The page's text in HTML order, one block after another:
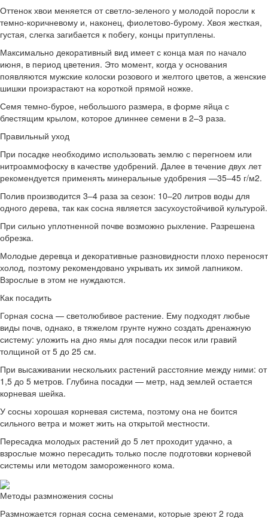
Оттенок хвои меняется от светло-зеленого у молодой поросли к
темно-коричневому и, наконец, фиолетово-бурому. Хвоя жесткая,
густая, слегка загибается к побегу, концы притуплены.
Максимально декоративный вид имеет с конца мая по начало
июня, в период цветения. Это момент, когда у основания
появляются мужские колоски розового и желтого цветов, а женские
шишки произрастают на короткой прямой ножке.
Семя темно-бурое, небольшого размера, в форме яйца с
блестящим крылом, которое длиннее семени в 2–3 раза.
Правильный уход
При посадке необходимо использовать землю с перегноем или
нитроаммофоску в качестве удобрений. Далее в течение двух лет
рекомендуется применять минеральные удобрения —35–45 г/м2.
Полив производится 3–4 раза за сезон: 10–20 литров воды для
одного дерева, так как сосна является засухоустойчивой культурой.
При сильно уплотненной почве возможно рыхление. Разрешена
обрезка.
Молодые деревца и декоративные разновидности плохо переносят
холод, поэтому рекомендовано укрывать их зимой лапником.
Взрослые в этом не нуждаются.
Как посадить
Горная сосна — светолюбивое растение. Ему подходят любые
виды почв, однако, в тяжелом грунте нужно создать дренажную
систему: уложить на дно ямы для посадки песок или гравий
толщиной от 5 до 25 см.
При высаживании нескольких растений расстояние между ними: от
1,5 до 5 метров. Глубина посадки — метр, над землей остается
корневая шейка.
У сосны хорошая корневая система, поэтому она не боится
сильного ветра и может жить на открытой местности.
Пересадка молодых растений до 5 лет проходит удачно, а
взрослые можно пересадить только после подготовки корневой
системы или методом замороженного кома.
Методы размножения сосны
Размножается горная сосна семенами, которые зреют 2 года